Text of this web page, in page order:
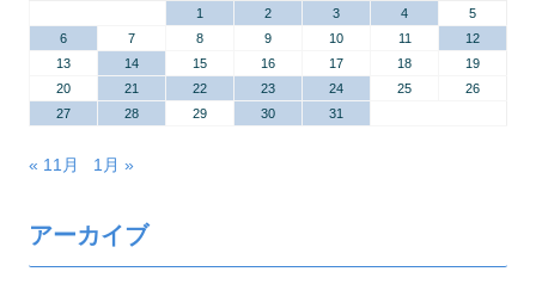
1 2 3 4
5
6
7 8 9 10 11
12
13
14 15 16 17 18
19
20
21 22 23 24 25
26
27
28 29 30 31
« 11月 1月 »
アーカイブ